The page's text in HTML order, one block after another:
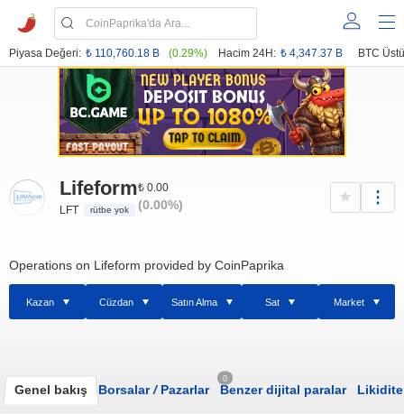
Piyasa Değeri: ₺ 110,760.18 B (0.29%) Hacim 24H: ₺ 4,347.37 B BTC
Lifeform
LFT rütbe yok
₺ 0.00
(0.00%)
Operations on Lifeform provided by CoinPaprika
Kazan Cüzdan Satın Alma Sat Market
Genel bakış Borsalar/Pazarlar
0
Benzer dijital paralar Likidite